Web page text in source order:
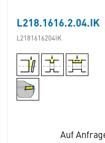
L218.1616.2.04.IK
L2181616204IK
Auf